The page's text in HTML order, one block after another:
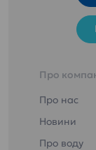
Про
Про нас
Новини
Про воду